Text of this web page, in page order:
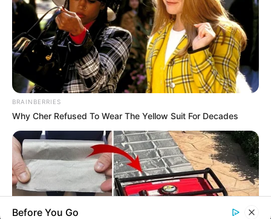
Terceiro lote da restituição do IR paga
R$ 4,61 bilhões para 2,7 milhões de
contribuintes.
MATÉRIAS EM DESTAQUES
Agente de Saúde é indiciada por
Câmara dos Deputados: anuênios,
triênios, quinquênios, sexta-parte e
licenças-prêmio entram no debate.
passo a passo para conseguir o
BRAINBERRIES
Why Cher Refused To Wear The Yellow Suit For Decades
Before You Go